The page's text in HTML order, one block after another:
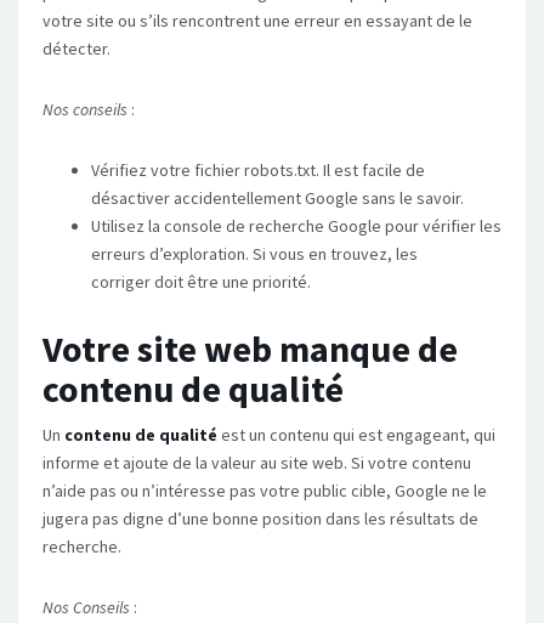
votre site ou s’ils rencontrent une erreur en essayant de le
détecter.
Nos conseils :
Vérifiez votre fichier robots.txt. Il est facile de
désactiver accidentellement Google sans le savoir.
Utilisez la console de recherche Google pour vérifier les
erreurs d’exploration. Si vous en trouvez, les
corriger doit être une priorité.
Votre site web manque de
contenu de qualité
Un contenu de qualité est un contenu qui est engageant, qui
informe et ajoute de la valeur au site web. Si votre contenu
n’aide pas ou n’intéresse pas votre public cible, Google ne le
jugera pas digne d’une bonne position dans les résultats de
recherche.
Nos Conseils :